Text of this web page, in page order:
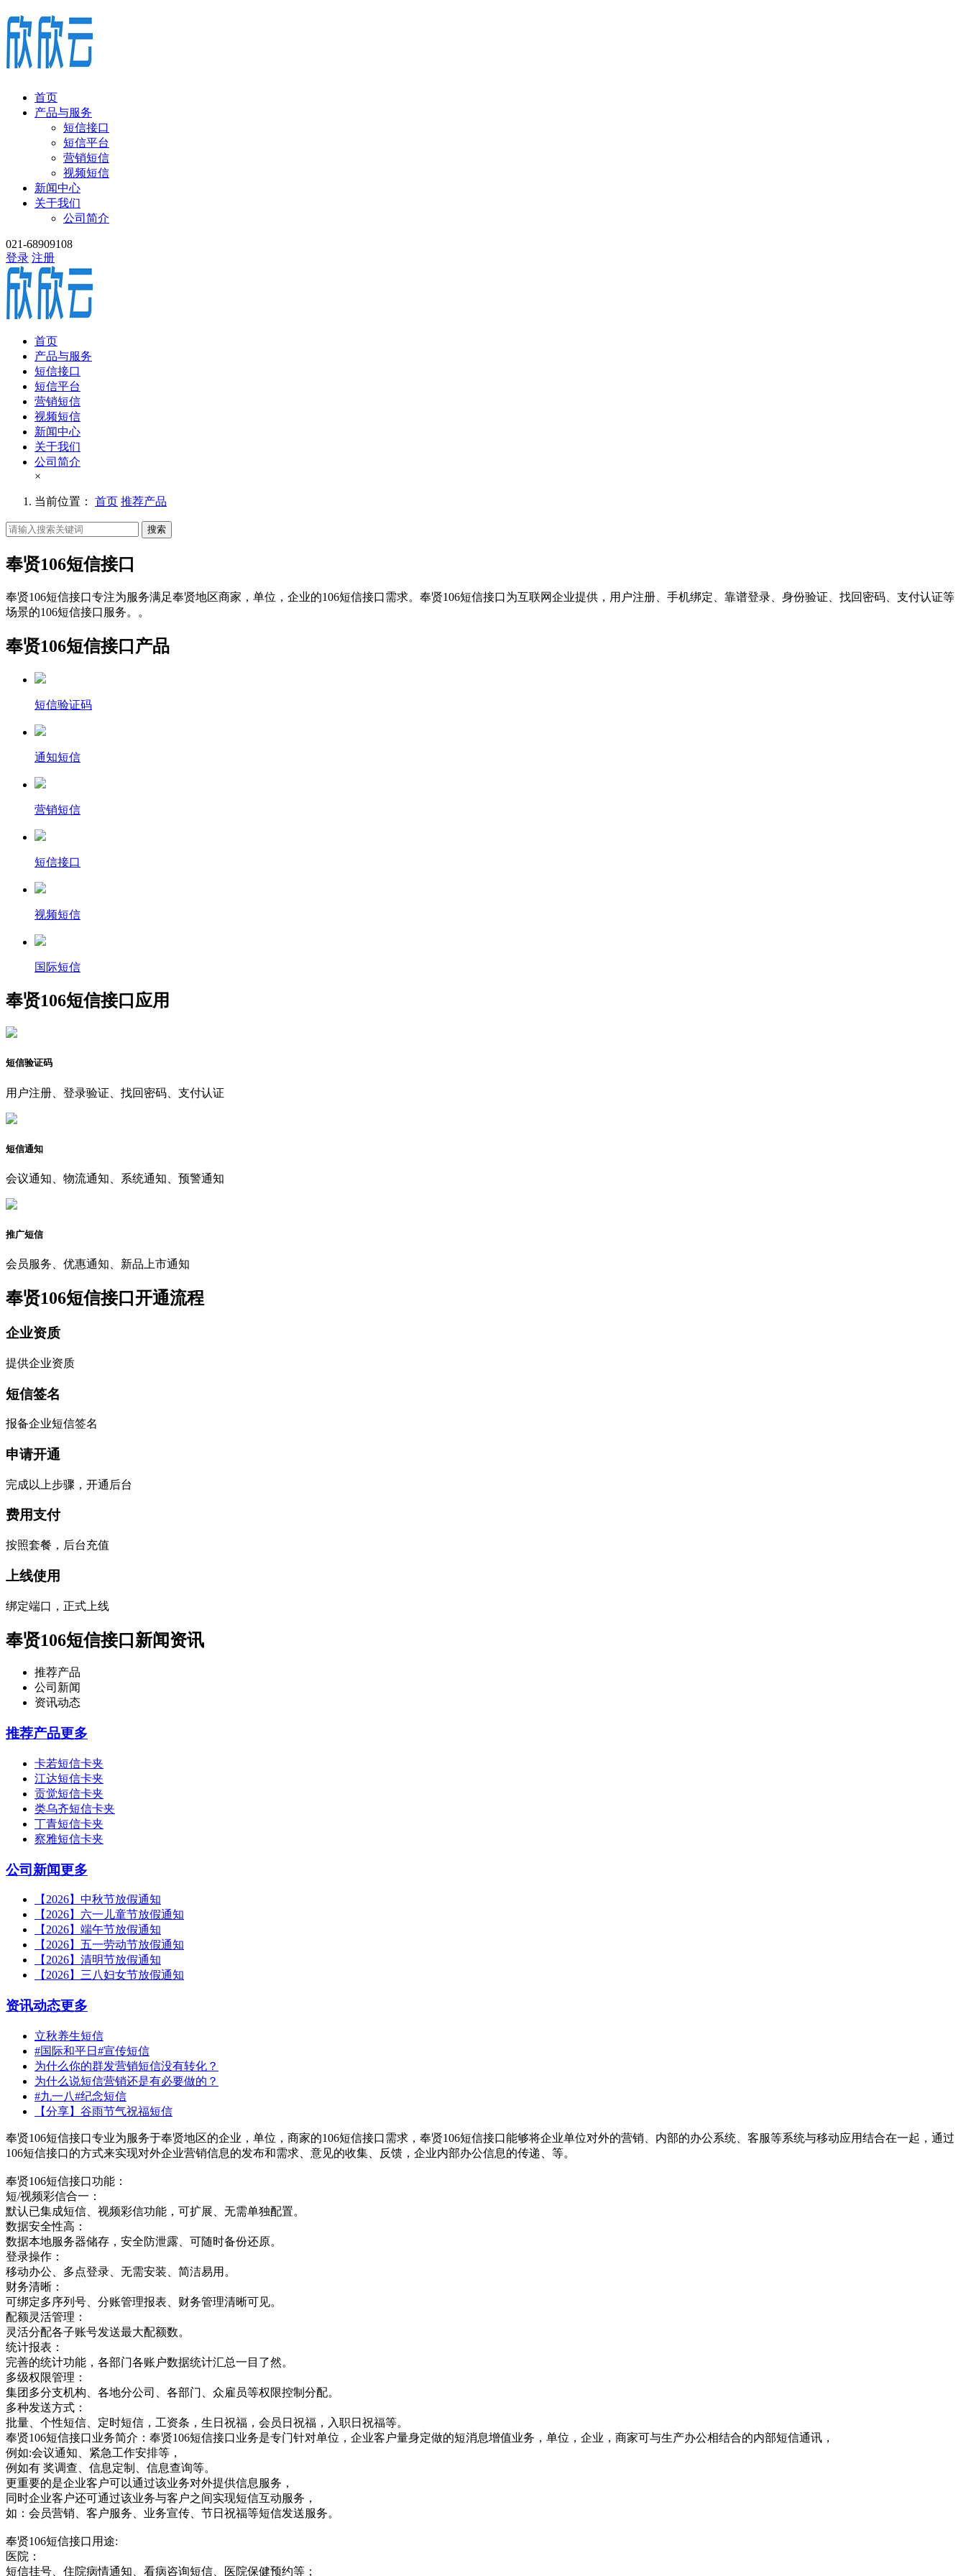
首页
产品与服务
短信接口
短信平台
营销短信
视频短信
新闻中心
关于我们
公司简介
021-68909108
登录 注册
首页
产品与服务
短信接口
短信平台
营销短信
视频短信
新闻中心
关于我们
公司简介
×
当前位置： 首页 推荐产品
搜索
奉贤106短信接口
奉贤106短信接口专注为服务满足奉贤地区商家，单位，企业的106短信接口需求。奉贤106短信接口为互联网企业提供，用户注册、手机绑定、靠谱登录、身份验证、找回密码、支付认证等
场景的106短信接口服务。。
奉贤106短信接口产品
短信验证码
通知短信
营销短信
短信接口
视频短信
国际短信
奉贤106短信接口应用
短信验证码
用户注册、登录验证、找回密码、支付认证
短信通知
会议通知、物流通知、系统通知、预警通知
推广短信
会员服务、优惠通知、新品上市通知
奉贤106短信接口开通流程
企业资质
提供企业资质
短信签名
报备企业短信签名
申请开通
完成以上步骤，开通后台
费用支付
按照套餐，后台充值
上线使用
绑定端口，正式上线
奉贤106短信接口新闻资讯
推荐产品
公司新闻
资讯动态
推荐产品更多
卡若短信卡夹
江达短信卡夹
贡觉短信卡夹
类乌齐短信卡夹
丁青短信卡夹
察雅短信卡夹
公司新闻更多
【2026】中秋节放假通知
【2026】六一儿童节放假通知
【2026】端午节放假通知
【2026】五一劳动节放假通知
【2026】清明节放假通知
【2026】三八妇女节放假通知
资讯动态更多
立秋养生短信
#国际和平日#宣传短信
为什么你的群发营销短信没有转化？
为什么说短信营销还是有必要做的？
#九一八#纪念短信
【分享】谷雨节气祝福短信
奉贤106短信接口专业为服务于奉贤地区的企业，单位，商家的106短信接口需求，奉贤106短信接口能够将企业单位对外的营销、内部的办公系统、客服等系统与移动应用结合在一起，通过
106短信接口的方式来实现对外企业营销信息的发布和需求、意见的收集、反馈，企业内部办公信息的传递、等。
奉贤106短信接口功能：
短/视频彩信合一：
默认已集成短信、视频彩信功能，可扩展、无需单独配置。
数据安全性高：
数据本地服务器储存，安全防泄露、可随时备份还原。
登录操作：
移动办公、多点登录、无需安装、简洁易用。
财务清晰：
可绑定多序列号、分账管理报表、财务管理清晰可见。
配额灵活管理：
灵活分配各子账号发送最大配额数。
统计报表：
完善的统计功能，各部门各账户数据统计汇总一目了然。
多级权限管理：
集团多分支机构、各地分公司、各部门、众雇员等权限控制分配。
多种发送方式：
批量、个性短信、定时短信，工资条，生日祝福，会员日祝福，入职日祝福等。
奉贤106短信接口业务简介：奉贤106短信接口业务是专门针对单位，企业客户量身定做的短消息增值业务，单位，企业，商家可与生产办公相结合的内部短信通讯，
例如:会议通知、紧急工作安排等，
例如有 奖调查、信息定制、信息查询等。
更重要的是企业客户可以通过该业务对外提供信息服务，
同时企业客户还可通过该业务与客户之间实现短信互动服务，
如：会员营销、客户服务、业务宣传、节日祝福等短信发送服务。
奉贤106短信接口用途:
医院：
短信挂号、住院病情通知、看病咨询短信、医院保健预约等；